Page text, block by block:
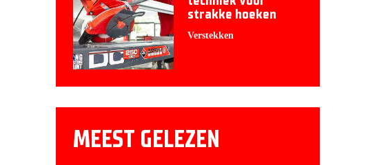
strakke hoeken
Verstekken
MEEST GELEZEN